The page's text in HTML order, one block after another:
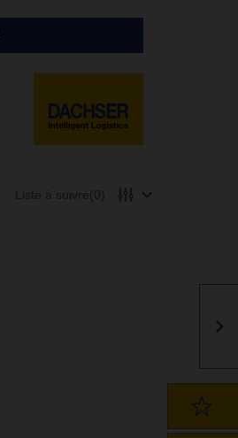
Liste à suivre(0)